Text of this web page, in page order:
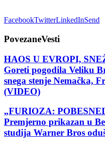
FacebookTwitterLinkedInSend
PovezaneVesti
HAOS U EVROPI,
Goreti pogodila Veliku
snega stenje Nemačka,
(VIDEO)
„FURIOZA:
Premjerno prikazan u
studija Warner Bros